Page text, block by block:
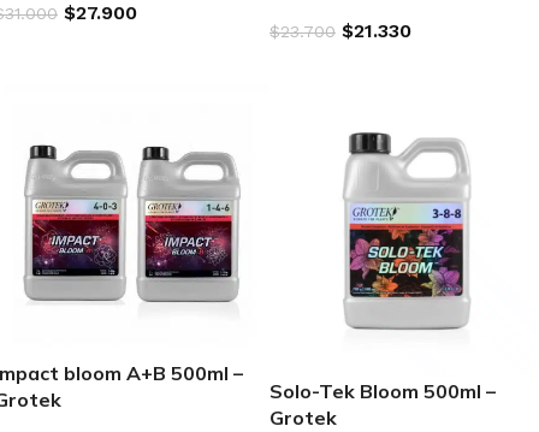
31.000 $27.900
$23.700 $21.330
bloom A+B 500ml –
Solo-Tek Bloom 500ml –
Grotek